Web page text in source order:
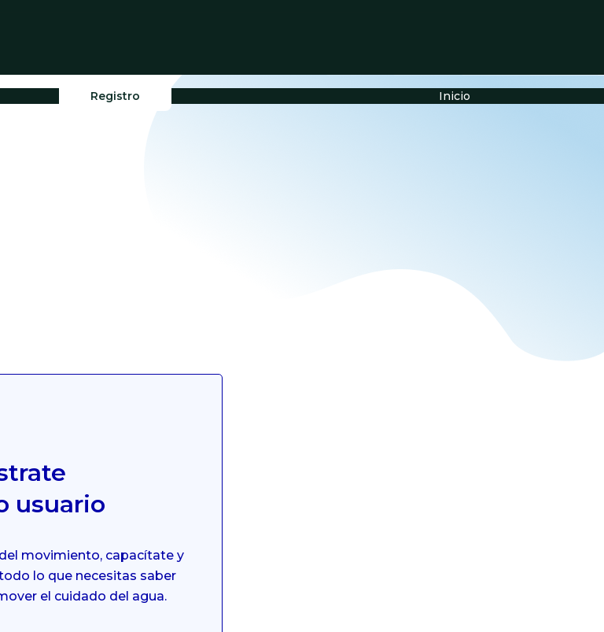
Registro Inicio
usuario
movimiento, capacítate y
lo que necesitas saber
el cuidado del agua.